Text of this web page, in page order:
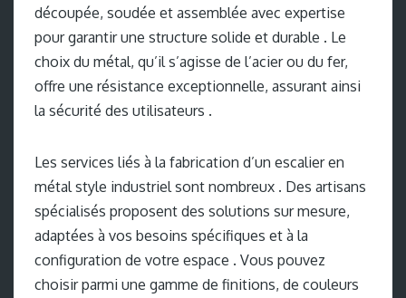
découpée, soudée et assemblée avec expertise
pour garantir une structure solide et durable . Le
choix du métal, qu’il s’agisse de l’acier ou du fer,
offre une résistance exceptionnelle, assurant ainsi
la sécurité des utilisateurs .
Les services liés à la fabrication d’un escalier en
métal style industriel sont nombreux . Des artisans
spécialisés proposent des solutions sur mesure,
adaptées à vos besoins spécifiques et à la
configuration de votre espace . Vous pouvez
choisir parmi une gamme de finitions, de couleurs